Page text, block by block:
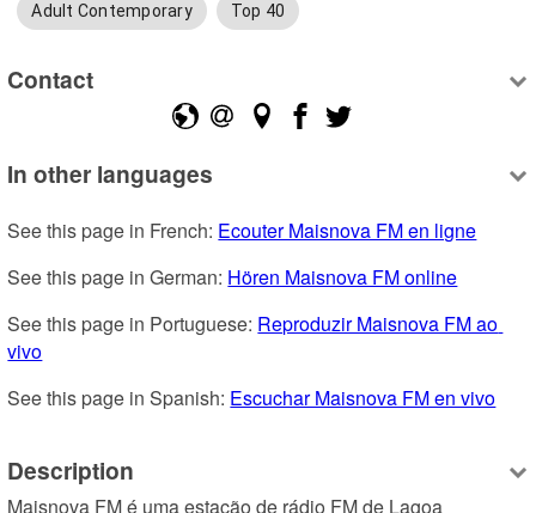
Adult Contemporary Top 40
Contact
In other languages
See this page in French: Ecouter Maisnova FM en ligne
See this page in German: Hören Maisnova FM online
See this page in Portuguese: Reproduzir Maisnova FM ao
vivo
See this page in Spanish: Escuchar Maisnova FM en vivo
Description
Maisnova FM é uma estação de rádio FM de Lagoa